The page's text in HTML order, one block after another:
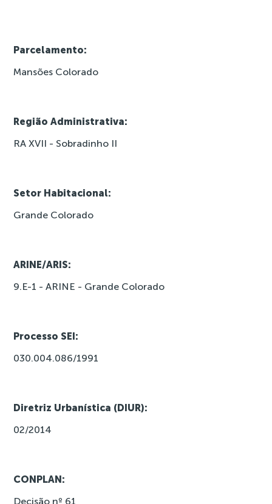
Parcelamento:
Mansões Colorado
Região Administrativa:
RA XVII - Sobradinho II
Setor Habitacional:
Grande Colorado
ARINE/ARIS:
9.E-1 - ARINE - Grande Colorado
Processo SEI:
030.004.086/1991
Diretriz Urbanística (DIUR):
02/2014
CONPLAN:
Decisão nº 61